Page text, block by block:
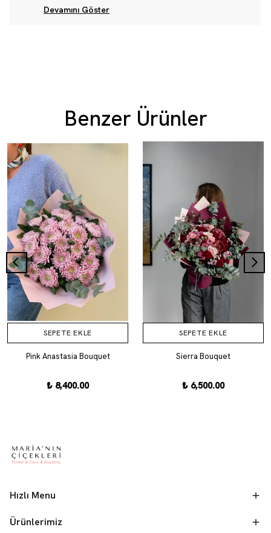
Devamını Göster
Benzer Ürünler
SEPETE EKLE
Pink Anastasia Bouquet
₺ 8,400.00
SEPETE EKLE
Sierra Bouquet
₺ 6,500.00
Hızlı Menu
Ürünlerimiz